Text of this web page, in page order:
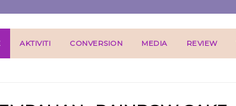
AKTIVITI CONVERSION MEDIA REVIEW